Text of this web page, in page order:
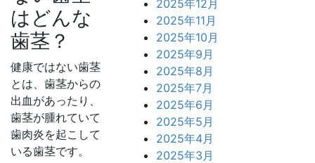
はどんな
歯茎？
健康ではない歯茎
とは、歯茎からの
出血があったり、
歯茎が腫れていて
歯肉炎を起こして
いる歯茎です。
2025年12月
2025年11月
2025年10月
2025年9月
2025年8月
2025年7月
2025年6月
2025年5月
2025年4月
2025年3月